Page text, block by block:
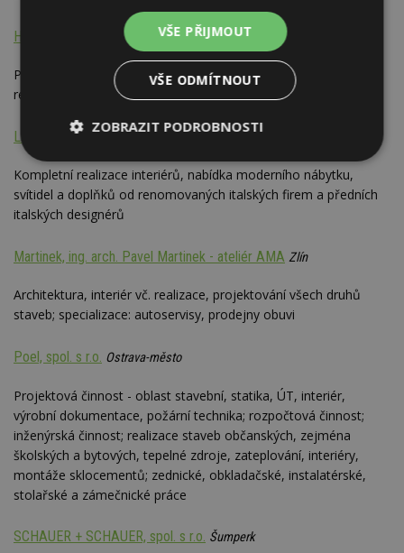
Habanec, ing. arch. Libor Habanec & partner Praha
Předprojektová a projektová příprava, inženýrská činnost,
realizace interiérů
Linea pura s.r.o.
Kompletní realizace interiérů, nabídka moderního nábytku,
svítidel a doplňků od renomovaných italských firem a předních
italských designérů
Martinek, ing. arch. Pavel Martinek - ateliér AMA Zlín
Architektura, interiér vč. realizace, projektování všech druhů
staveb; specializace: autoservisy, prodejny obuvi
Poel, spol. s r.o. Ostrava-město
Projektová činnost - oblast stavební, statika, ÚT, interiér,
výrobní dokumentace, požární technika; rozpočtová činnost;
inženýrská činnost; realizace staveb občanských, zejména
školských a bytových, tepelné zdroje, zateplování, interiéry,
montáže sklocementů; zednické, obkladačské, instalatérské,
stolařské a zámečnické práce
SCHAUER + SCHAUER, spol. s r.o. Šumperk
VŠE PŘIJMOUT
VŠE ODMÍTNOUT
ZOBRAZIT PODROBNOSTI
Nezbytně
nutné
soubory
Výkonové
soubory
Soubory
cílení
Funkční soubory
Nezařazené
Nezbytně nutné soubory
Výkonové soubory
Soubory cílení
Funkční soubory
Nezařazené soubory
Nezbytně nutné soubory cookie umožňují základní
funkce webových stránek, jako je přihlášení
nezbytně nutných souborů cookie správně
používat.